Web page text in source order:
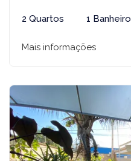
2 Quartos 1 Banheiro
Mais informações